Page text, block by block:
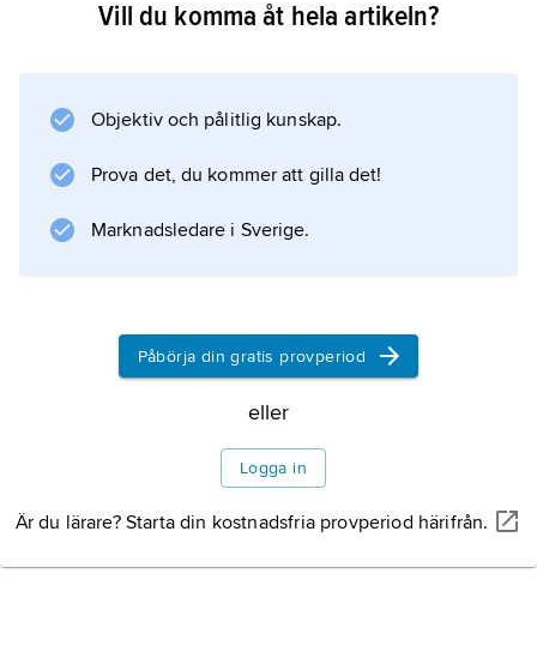
ledamöter och befattningshavare i
institutioner.
Förutom redogörelse över avlönings- och
pensionsförhållanden innehåller Sveriges
statskalender även förteckning över hovet,
Information om artikeln
Vill du komma åt hela artikeln?
Objektiv och pålitlig kunskap.
Prova det, du kommer att gilla det!
Marknadsledare i Sverige.
Påbörja din gratis provperiod
eller
Logga in
Är du lärare? Starta din kostnadsfria provperiod härifrån.